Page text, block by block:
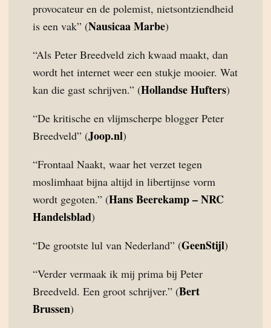
provocateur en de polemist, nietsontziendheid
is een vak” (Nausicaa Marbe)
“Als Peter Breedveld zich kwaad maakt, dan
wordt het internet weer een stukje mooier. Wat
kan die gast schrijven.” (Hollandse Hufters)
“De kritische en vlijmscherpe blogger Peter
Breedveld” (Joop.nl)
“Frontaal Naakt, waar het verzet tegen
moslimhaat bijna altijd in libertijnse vorm
wordt gegoten.” (Hans Beerekamp – NRC
Handelsblad)
“De grootste lul van Nederland” (GeenStijl)
“Verder vermaak ik mij prima bij Peter
Breedveld. Een groot schrijver.” (Bert
Brussen)